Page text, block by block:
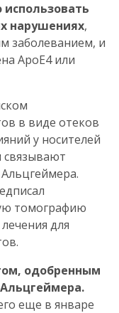
нарушениях,
заболеванием, и
ApoE4 или
в виде отеков
у носителей
связывают
томографию
для
одобренным
еще в январе